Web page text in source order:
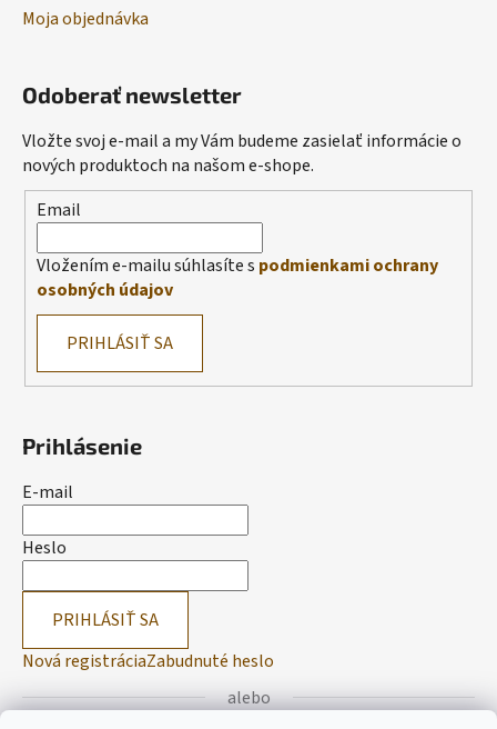
Moja objednávka
Odoberať newsletter
Vložte svoj e-mail a my Vám budeme zasielať informácie o
nových produktoch na našom e-shope.
Email
Vložením e-mailu súhlasíte s podmienkami ochrany
osobných údajov
PRIHLÁSIŤ SA
Prihlásenie
E-mail
Heslo
PRIHLÁSIŤ SA
Nová registráciaZabudnuté heslo
alebo